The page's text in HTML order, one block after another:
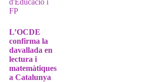
L’OCDE
confirma la
davallada en
lectura i
matemàtiques
a Catalunya